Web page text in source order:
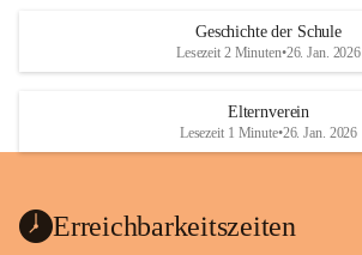
Geschichte der Schule
Lesezeit 2 Minuten•26. Jan. 2026
Elternverein
Lesezeit 1 Minute•26. Jan. 2026
Erreichbarkeitszeiten